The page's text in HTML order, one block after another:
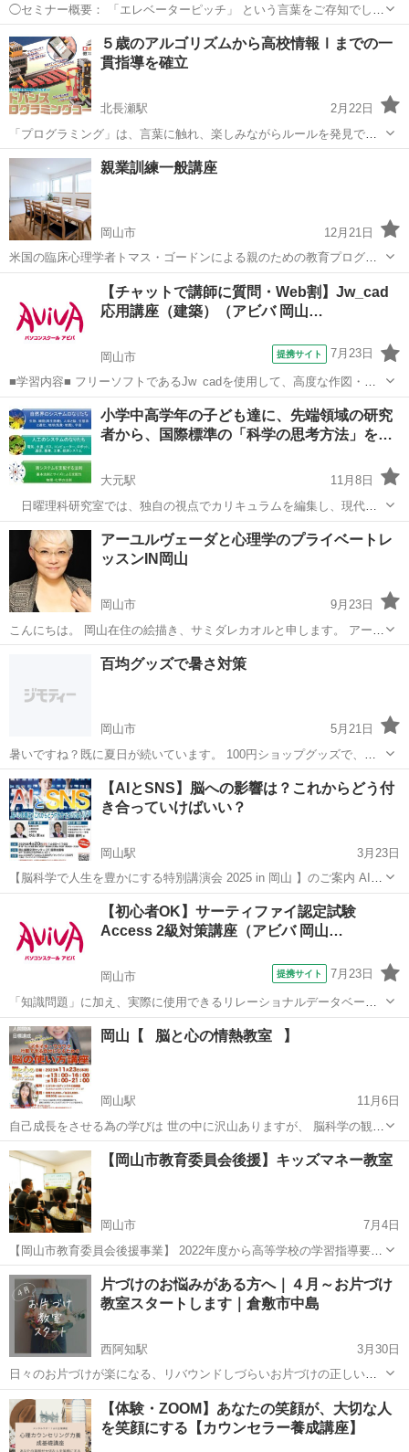
◯セミナー概要： 「エレベーターピッチ」 という言葉をご存知でしょ
うか？ ITの本拠地シリコンバレーでは、 「エレベーターの中で投資家
に会ったら、起業家は自分のビジネスプランを30秒で的確に伝えられ
なければ、その...
岡山 倉敷市 倉敷駅 話し方 コミュニケーション
５歳のアルゴリズムから高校情報Ⅰまでの一
貫指導を確立
北長瀬駅
2月22日
「プログラミング」は、言葉に触れ、楽しみながらルールを発見でき
るよう設計されています。 命令の組合わせや並び方を発見できれば、
今までにないような表現を生み出すことができます。 未来を担ってい
岡山 岡山市 北長瀬駅 科学
親業訓練一般講座
岡山市
12月21日
米国の臨床心理学者トマス・ゴードンによる親のための教育プログラ
ムを提供しています。 そのほか、公認心理師による心理カウンセリン
グ、夫婦カウンセリング、アンガーマネージメント、不登校・ひきこ
もり相談、講演会・研修会・セミナー...
幼児教育 子ども
【チャットで講師に質問・Web割】Jw_cad
応用講座（建築）（アビバ 岡山…
岡山市 提携サイト 7月23日
■学習内容■ フリーソフトであるJw_cadを使用して、高度な作図・編
集機能やオプション機能を学習し、機能定着のために建築図面の作図
の演習をします。
岡山 岡山市 その他
小学中高学年の子ども達に、先端領域の研究
者から、国際標準の「科学の思考方法」を…
大元駅
11月8日
日曜理科研究室では、独自の視点でカリキュラムを編集し、現代社
会が直面する事象に対し科学的考察を試みます。情報を取捨選択し、
仮説を立て、仲間とともに討論する経験は、将来必要な世界標準の学
力といえます。 当学館は、地域において...
岡山 岡山市 理科実験
アーユルヴェーダと心理学のプライベートレ
ッスンIN岡山
岡山市
9月23日
こんにちは。 岡山在住の絵描き、サミダレカオルと申します。 アート
を通してより良く生きるヒントを共有することを目的に、自身の自宅
兼アトリエを開放したワークショップなどを行っております。 今回は
岡山市 心理学 アーユルヴェーダ
百均グッズで暑さ対策
岡山市
5月21日
暑いですね？既に夏日が続いています。 100円ショップグッズで、自
宅の暑さ対策をしませんか？ 細々と対策をする事で、かなりエアコン
の電気代を抑えられますし、住み心地が良くなります。 知識を出し惜
しみする気は無いです。 ...
岡山 岡山市 ワイヤー
【AIとSNS】脳への影響は？これからどう付
き合っていけばいい？
岡山駅
3月23日
【脳科学で人生を豊かにする特別講演会 2025 in 岡山 】のご案内 AIと
SNSは、私たちの脳🧠にどんな影響を与え、そして私たちはそれらと
どう付き合っていくのがよいのか？ これからの時代に必要不可欠なも
のだからこそ、...
岡山駅 心理学 SNS
【初心者OK】サーティファイ認定試験
Access 2級対策講座（アビバ 岡山…
岡山市 提携サイト 7月23日
「知識問題」に加え、実際に使用できるリレーショナルデータベース
を作成する「実技問題」を解くことで、実践的な能力を証明できる資
格制度の、2級対策講座です。
岡山 岡山市 その他
岡山【⠀脳と心の情熱教室⠀】
岡山駅
11月6日
自己成長をさせる為の学びは 世の中に沢山ありますが、 脳科学の観点
から 脳のメカニズムを使っているものは 今までありませんでした。
様々な学問を越境し作られた、 脳大成理論を用いて物理的、 情報的に
脳を刺激し活性化させる...
岡山 岡山市 岡山駅 その他
【岡山市教育委員会後援】キッズマネー教室
岡山市
7月4日
【岡山市教育委員会後援事業】 2022年度から高等学校の学習指導要領
に「金融教育」が加わりました。 一方で、他の先進国では小学生程度
から「お金」についての学びをスタートさせているところも ありま
す。 弊社では...
岡山 岡山市 その他 お金
片づけのお悩みがある方へ｜４月～お片づけ
教室スタートします｜倉敷市中島
西阿知駅
3月30日
日々のお片づけが楽になる、リバウンドしづらいお片づけの正しい順
序をご存じですか？ この教室は全3回を月1ペースで学んでいただく講
座型です。 学んだことをご自宅で実践して進めていただけます。 こん
な方にオ...
岡山 倉敷市 西阿知駅 その他 片づけ
【体験・ZOOM】あなたの笑顔が、大切な人
を笑顔にする【カウンセラー養成講座】